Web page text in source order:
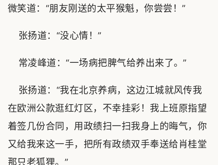
微笑道：“朋友刚送的太平猴魁，你尝尝！”
张扬道：“没心情！”
常凌峰道：“一场病把脾气给养出来了。”
张扬道：“我在北京养病，这边江城就风传我
在欧洲公款逛红灯区，不幸挂彩！我上班原指望
着签几份合同，用政绩扫一扫我身上的晦气，你
又给我来这一手，把所有政绩双手奉送给肖桂堂
那只老狐狸。”